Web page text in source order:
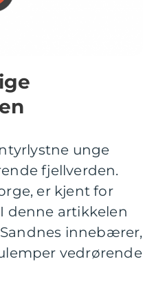
unge
fjellverden.
er kjent for
denne artikkelen
innebærer,
vedrørende